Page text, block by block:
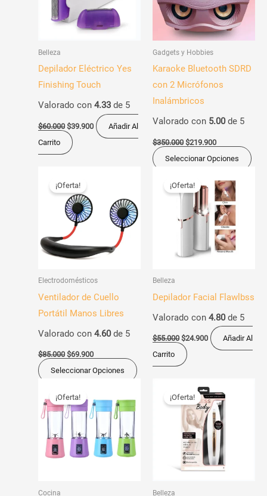
Belleza
Depilador Eléctrico Yes
Finishing Touch
Valorado con 4.33de 5
$60.000 $39.900
Añadir Al
Carrito
Gadgets y Hobbies
Karaoke Bluetooth SDRD
con 2 Micrófonos
Inalámbricos
Valorado con 5.00de 5
$350.000 $219.900
Seleccionar Opciones
de
¡Oferta!
Electrodomésticos
Ventilador de Cuello
Portátil Manos Libres
Valorado con 4.60de 5
$85.000
precio
original
era:
$85.000.
$69.900
$69.900.
Seleccionar Opciones
producto
tiene
múltiples
pueden
elegir
página
producto
¡Oferta!
Belleza
Depilador Facial Flawlbss
Valorado con 4.80de 5
$55.000
precio
original
era:
$55.000.
$24.900
precio
actual
es:
$24.900.
Añadir Al
Carrito
¡Oferta!
Cocina
precio
original
era:
actual
es:
$44.900.
producto¡Oferta!
Belleza
precio
original
era:
$110.000.
precio
actual
es:
$59.900.